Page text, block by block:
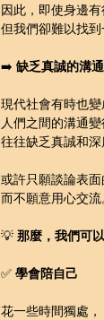
因此，即使身邊有
但我們卻難以找到
➡️ 缺乏真誠的溝通
現代社會有時也變
人們之間的溝通
往往缺乏真誠和深
或許只願談論表面
而不願意用心交流
💡 那麼，我們可
✅ 學會陪自己
花一些時間獨處，